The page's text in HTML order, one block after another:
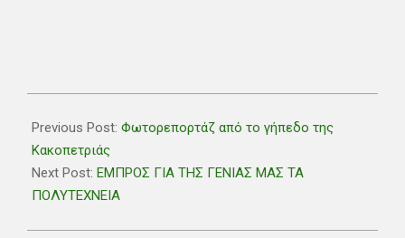
11-
15
Previous Post: Φωτορεπορτάζ από το γήπεδο της
Κακοπετριάς
Next Post: ΕΜΠΡΟΣ ΓΙΑ ΤΗΣ ΓΕΝΙΑΣ ΜΑΣ ΤΑ
ΠΟΛΥΤΕΧΝΕΙΑ